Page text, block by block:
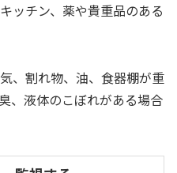
ッチン、薬や貴重品のある
、割れ物、油、食器棚が重
、液体のこぼれがある場合